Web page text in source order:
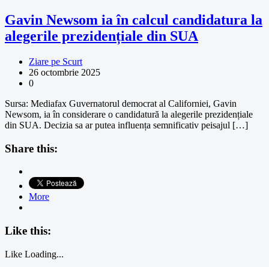
Gavin Newsom ia în calcul candidatura la
alegerile prezidențiale din SUA
Ziare pe Scurt
26 octombrie 2025
0
Sursa: Mediafax Guvernatorul democrat al Californiei, Gavin
Newsom, ia în considerare o candidatură la alegerile prezidențiale
din SUA. Decizia sa ar putea influența semnificativ peisajul […]
Share this:
More
Like this:
Like Loading...